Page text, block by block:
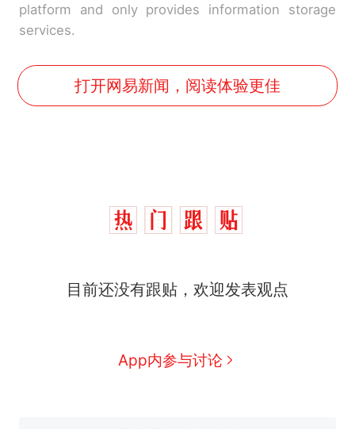
platform and only provides information storage
services.
打开网易新闻，阅读体验更佳
目前还没有跟贴，欢迎发表观点
App内参与讨论
人生
新 搬家报价570元，搬到楼下
交5060元才肯搬上楼！女子傻